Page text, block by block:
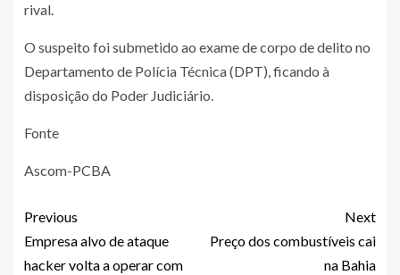
rival.
O suspeito foi submetido ao exame de corpo de delito no
Departamento de Polícia Técnica (DPT), ficando à
disposição do Poder Judiciário.
Fonte
Ascom-PCBA
Previous
Empresa alvo de ataque
hacker volta a operar com
Next
Preço dos combustíveis cai
na Bahia